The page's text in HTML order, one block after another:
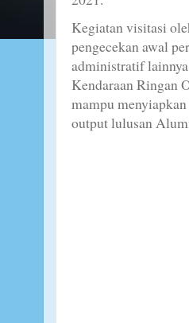
Kegiatan visitasi
pengecekan awal
administratif
Kendaraan Ringan
mampu
output lulusan